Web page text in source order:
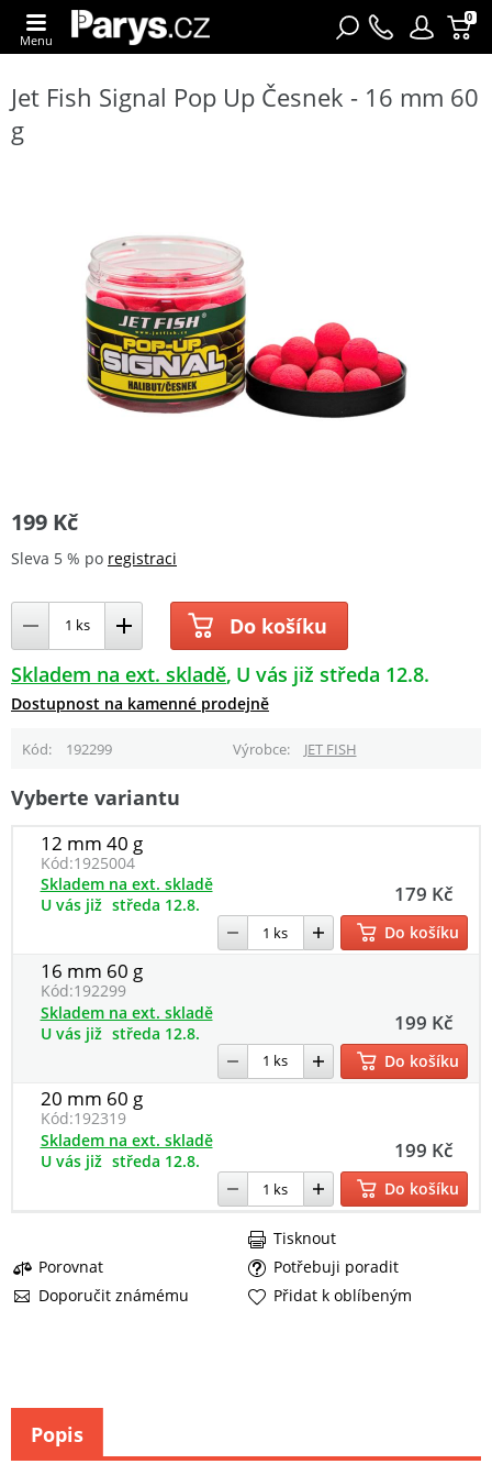
0
Menu
Jet Fish Signal Pop Up Česnek - 16 mm 60
g
199 Kč
Sleva 5 % po registraci
Do košíku
Skladem na ext. skladě U vás již středa 12.8.
Dostupnost na kamenné prodejně
Kód 192299 Výrobce JET FISH
Vyberte variantu
12 mm 40 g
Kód:1925004
179 Kč
Skladem na ext. skladě
U vás již středa 12.8.
Do košíku
16 mm 60 g
Kód:192299
199 Kč
Skladem na ext. skladě
U vás již středa 12.8.
Do košíku
20 mm 60 g
Kód:192319
199 Kč
Skladem na ext. skladě
U vás již středa 12.8.
Do košíku
Porovnat
Potřebuji poradit
Doporučit známému
Tisknout
Přidat k oblíbeným
Popis